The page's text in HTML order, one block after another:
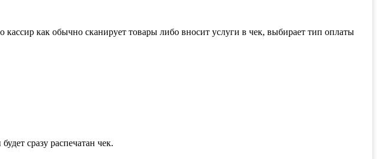
как обычно сканирует товары либо вносит услуги в чек, выбирает тип оплаты
сразу распечатан чек.